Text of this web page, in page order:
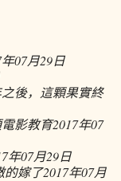
07月29日
後，這顆果實終
影教育2017年07
年07月29日
的嫁了2017年07月